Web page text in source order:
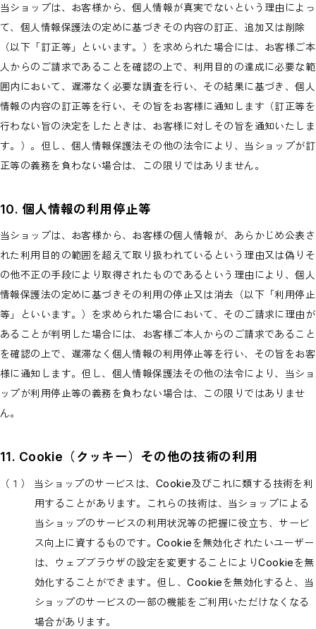
当ショップは、お客様から、個人情報が真実でないという理由によっ
て、個人情報保護法の定めに基づきその内容の訂正、追加又は削除
（以下「訂正等」といいます。）を求められた場合には、お客様ご本
人からのご請求であることを確認の上で、利用目的の達成に必要な範
囲内において、遅滞なく必要な調査を行い、その結果に基づき、個人
情報の内容の訂正等を行い、その旨をお客様に通知します（訂正等を
行わない旨の決定をしたときは、お客様に対しその旨を通知いたしま
す。）。但し、個人情報保護法その他の法令により、当ショップが訂
正等の義務を負わない場合は、この限りではありません。
10. 個人情報の利用停止等
当ショップは、お客様から、お客様の個人情報が、あらかじめ公表さ
れた利用目的の範囲を超えて取り扱われているという理由又は偽りそ
の他不正の手段により取得されたものであるという理由により、個人
情報保護法の定めに基づきその利用の停止又は消去（以下「利用停止
等」といいます。）を求められた場合において、そのご請求に理由が
あることが判明した場合には、お客様ご本人からのご請求であること
を確認の上で、遅滞なく個人情報の利用停止等を行い、その旨をお客
様に通知します。但し、個人情報保護法その他の法令により、当ショ
ップが利用停止等の義務を負わない場合は、この限りではありませ
ん。
11. Cookie（クッキー）その他の技術の利用
（１） 当ショップのサービスは、Cookie及びこれに類する技術を利
用することがあります。これらの技術は、当ショップによる
当ショップのサービスの利用状況等の把握に役立ち、サービ
ス向上に資するものです。Cookieを無効化されたいユーザー
は、ウェブブラウザの設定を変更することによりCookieを無
効化することができます。但し、Cookieを無効化すると、当
ショップのサービスの一部の機能をご利用いただけなくなる
場合があります。